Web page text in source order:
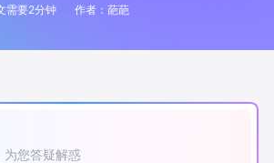
有赞专家说
需要2分钟 作者： 葩葩
为您答疑解惑